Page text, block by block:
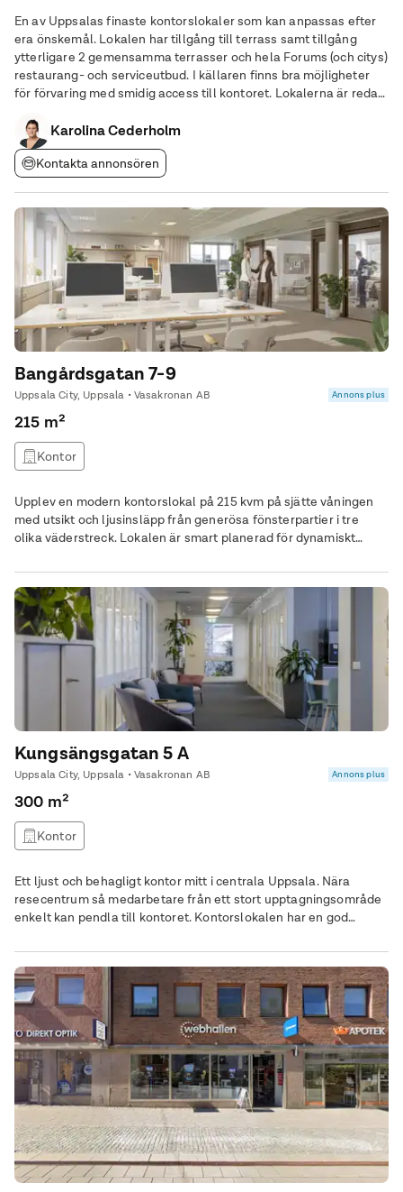
En av Uppsalas finaste kontorslokaler som kan anpassas efter
era önskemål. Lokalen har tillgång till terrass samt tillgång
ytterligare 2 gemensamma terrasser och hela Forums (och citys)
restaurang- och serviceutbud. I källaren finns bra möjligheter
för förvaring med smidig access till kontoret. Lokalerna är redan
modernt kök men kan
Karolina Cederholm
Kontakta annonsören
Bangårdsgatan 7-9
Uppsala City, Uppsala • Vasakronan AB Annons plus
215 m²
Kontor
Upplev en modern kontorslokal på 215 kvm på sjätte våningen
med utsikt och ljusinsläpp från generösa fönsterpartier i tre
olika väderstreck. Lokalen är smart planerad för dynamiskt
olika storlekar samt ett trevligt pentry. Perfekt för både
individuellt arbete och samarbete. Kv. Hästen - mer centralt kan
du inte vara Med adress
Kungsängsgatan 5 A
Uppsala City, Uppsala • Vasakronan AB Annons plus
300 m²
Kontor
Ett ljust och behagligt kontor mitt i centrala Uppsala. Nära
resecentrum så medarbetare från ett stort upptagningsområde
enkelt kan pendla till kontoret. Kontorslokalen har en god
spännande dynamik och bjuder in till effektiv samverkan. Bra
standard och härligt ljus flödar i lokalen från tre väderstreck
högst upp i huset vilket